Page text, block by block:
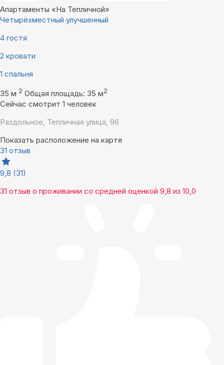
Апартаменты «На Тепличной»
Четырёхместный улучшенный
4 гостя
2 кровати
1 спальня
35 м 2 Общая площадь: 35 м2
Сейчас смотрит 1 человек
Раздольное, Тепличная улица, 96
Показать расположение на карте
31 отзыв
9,8 (31)
31 отзыв о проживании со средней оценкой 9,8 из 10,0